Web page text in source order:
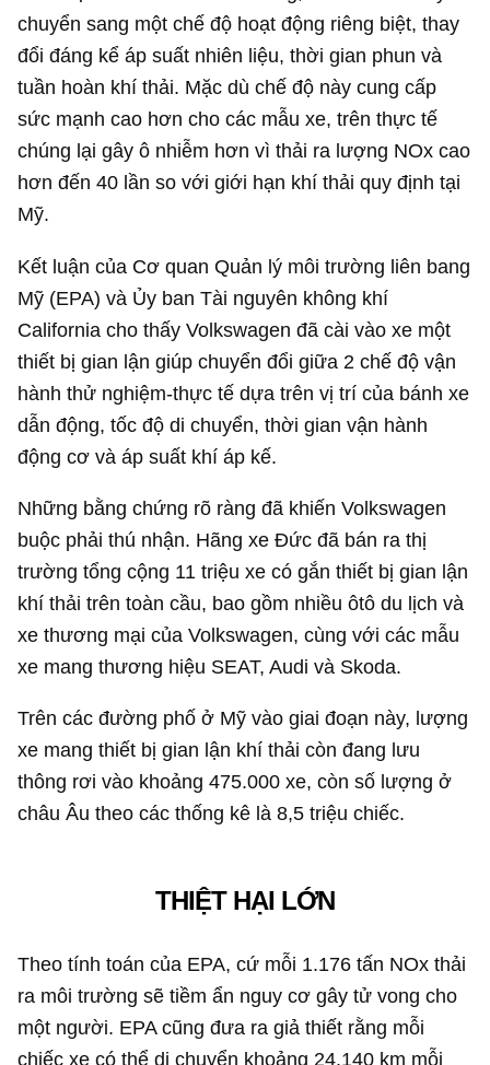
chuyển sang một chế độ hoạt động riêng biệt, thay
đổi đáng kể áp suất nhiên liệu, thời gian phun và
tuần hoàn khí thải. Mặc dù chế độ này cung cấp
sức mạnh cao hơn cho các mẫu xe, trên thực tế
chúng lại gây ô nhiễm hơn vì thải ra lượng NOx cao
hơn đến 40 lần so với giới hạn khí thải quy định tại
Mỹ.
Kết luận của Cơ quan Quản lý môi trường liên bang
Mỹ (EPA) và Ủy ban Tài nguyên không khí
California cho thấy Volkswagen đã cài vào xe một
thiết bị gian lận giúp chuyển đổi giữa 2 chế độ vận
hành thử nghiệm-thực tế dựa trên vị trí của bánh xe
dẫn động, tốc độ di chuyển, thời gian vận hành
động cơ và áp suất khí áp kế.
Những bằng chứng rõ ràng đã khiến Volkswagen
buộc phải thú nhận. Hãng xe Đức đã bán ra thị
trường tổng cộng 11 triệu xe có gắn thiết bị gian lận
khí thải trên toàn cầu, bao gồm nhiều ôtô du lịch và
xe thương mại của Volkswagen, cùng với các mẫu
xe mang thương hiệu SEAT, Audi và Skoda.
Trên các đường phố ở Mỹ vào giai đoạn này, lượng
xe mang thiết bị gian lận khí thải còn đang lưu
thông rơi vào khoảng 475.000 xe, còn số lượng ở
châu Âu theo các thống kê là 8,5 triệu chiếc.
THIỆT HẠI LỚN
Theo tính toán của EPA, cứ mỗi 1.176 tấn NOx thải
ra môi trường sẽ tiềm ẩn nguy cơ gây tử vong cho
một người. EPA cũng đưa ra giả thiết rằng mỗi
chiếc xe có thể di chuyển khoảng 24.140 km mỗi